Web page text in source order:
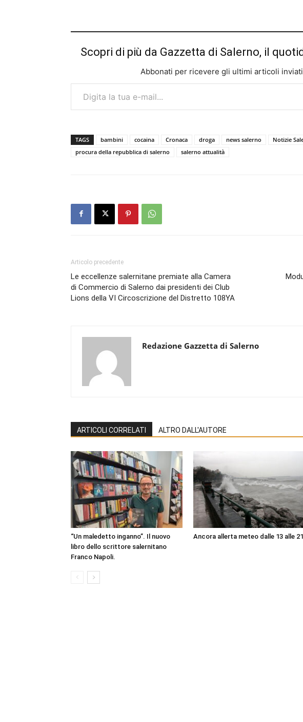
Scopri di più da Gazzetta di Salerno, il
Abbonati per ricevere gli ultimi articoli
Digita la tua e-mail...
TAGS bambini cocaina Cronaca droga news salerno Notizie
procura della repubblica di salerno
salerno attualità
Articolo precedente
Le eccellenze salernitane premiate alla Camera
di Commercio di Salerno dai presidenti dei Club
Lions della VI Circoscrizione del Distretto 108YA
Redazione Gazzetta di Salerno
ARTICOLI CORRELATI ALTRO DALL'AUTORE
“Un maledetto inganno”. Il nuovo
libro dello scrittore salernitano
Franco Napoli.
Ancora allerta meteo dalle 13 alle 21